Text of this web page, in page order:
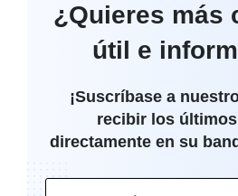
¿Quieres más
útil e
¡Suscríbase a
recibir los
directamente en su